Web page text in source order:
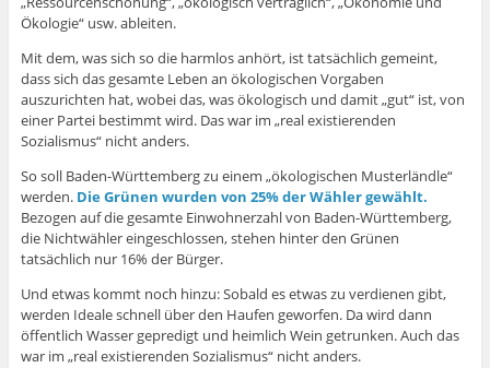
Ökologie“ usw. ableiten.
Mit dem, was sich so die harmlos anhört, ist tatsächlich gemeint,
dass sich das gesamte Leben an ökologischen Vorgaben
auszurichten hat, wobei das, was ökologisch und damit „gut“ ist, von
einer Partei bestimmt wird. Das war im „real existierenden
Sozialismus“ nicht anders.
So soll Baden-Württemberg zu einem „ökologischen Musterländle“
werden. Die Grünen wurden von 25% der Wähler gewählt.
Bezogen auf die gesamte Einwohnerzahl von Baden-Württemberg,
die Nichtwähler eingeschlossen, stehen hinter den Grünen
tatsächlich nur 16% der Bürger.
Und etwas kommt noch hinzu: Sobald es etwas zu verdienen gibt,
werden Ideale schnell über den Haufen geworfen. Da wird dann
öffentlich Wasser gepredigt und heimlich Wein getrunken. Auch das
war im „real existierenden Sozialismus“ nicht anders.